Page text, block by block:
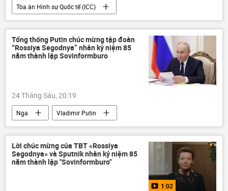
Tòa án Hình sự Quốc tế (ICC)
Vladimir Putin
New York
Thế giới
phương Tây
Nga
Tổng thống Putin chúc mừng tập đoàn
“Rossiya Segodnya” nhân kỷ niệm 85
năm thành lập Sovinformburo
24 Tháng Sáu, 20:19
Nga
Vladimir Putin
MIA Rossiya Segodnya
Mikhail Mishustin
Valentina Matviyenko
Sergey Lavrov
Bộ Ngoại giao Nga
RIA Novosti
Lời chúc mừng của TBT «Rossiya
Segodnya» và Sputnik nhân kỷ niệm 85
năm thành lập "Sovinformburo"
1:02